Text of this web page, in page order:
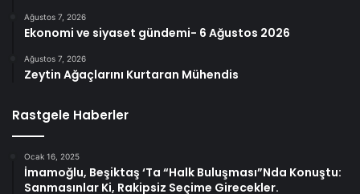
Ağustos 7, 2026
Ekonomi ve siyaset gündemi- 6 Ağustos 2026
Ağustos 7, 2026
Zeytin Ağaçlarını Kurtaran Mühendis
Rastgele Haberler
Ocak 16, 2025
İmamoğlu, Beşiktaş ‘Ta “Halk Buluşması”Nda Konuştu:
Sanmasınlar Ki, Rakipsiz Seçime Girecekler.